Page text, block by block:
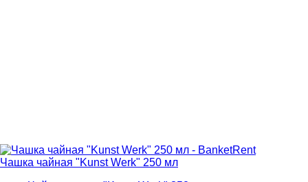
Чашка чайная "Kunst Werk" 250 мл